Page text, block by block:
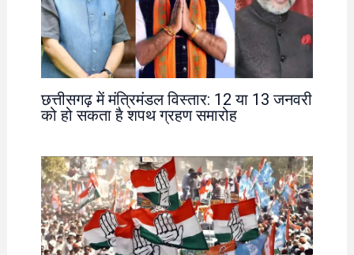
छत्तीसगढ़ में मंत्रिमंडल विस्तार: 12 या 13 जनवरी
को हो सकता है शपथ ग्रहण समारोह